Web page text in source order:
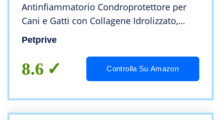
Antinfiammatorio Condroprotettore per
Cani e Gatti con Collagene Idrolizzato,
Glucosamina, Acido Ialuronico, Magnesio,
Vitamine C e D e Artiglio del Diavolo
Petprive
8.6 Controlla Su Amazon